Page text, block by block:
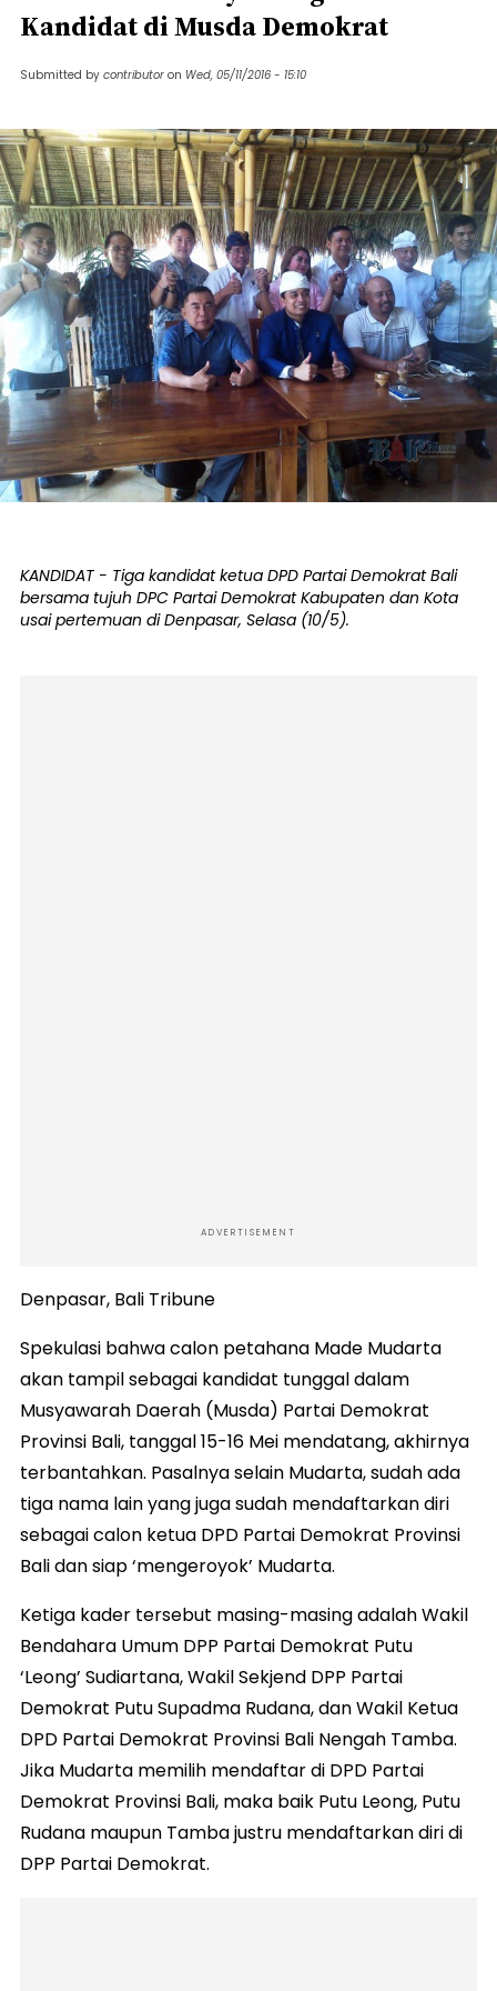
Kandidat di Musda Demokrat
Submitted by contributor on Wed, 05/11/2016 - 15:10
KANDIDAT - Tiga kandidat ketua DPD Partai Demokrat Bali
bersama tujuh DPC Partai Demokrat Kabupaten dan Kota
usai pertemuan di Denpasar, Selasa (10/5).
ADVERTISEMENT
Denpasar, Bali Tribune
Spekulasi bahwa calon petahana Made Mudarta
akan tampil sebagai kandidat tunggal dalam
Musyawarah Daerah (Musda) Partai Demokrat
Provinsi Bali, tanggal 15-16 Mei mendatang, akhirnya
terbantahkan. Pasalnya selain Mudarta, sudah ada
tiga nama lain yang juga sudah mendaftarkan diri
sebagai calon ketua DPD Partai Demokrat Provinsi
Bali dan siap ‘mengeroyok’ Mudarta.
Ketiga kader tersebut masing-masing adalah Wakil
Bendahara Umum DPP Partai Demokrat Putu
‘Leong’ Sudiartana, Wakil Sekjend DPP Partai
Demokrat Putu Supadma Rudana, dan Wakil Ketua
DPD Partai Demokrat Provinsi Bali Nengah Tamba.
Jika Mudarta memilih mendaftar di DPD Partai
Demokrat Provinsi Bali, maka baik Putu Leong, Putu
Rudana maupun Tamba justru mendaftarkan diri di
DPP Partai Demokrat.